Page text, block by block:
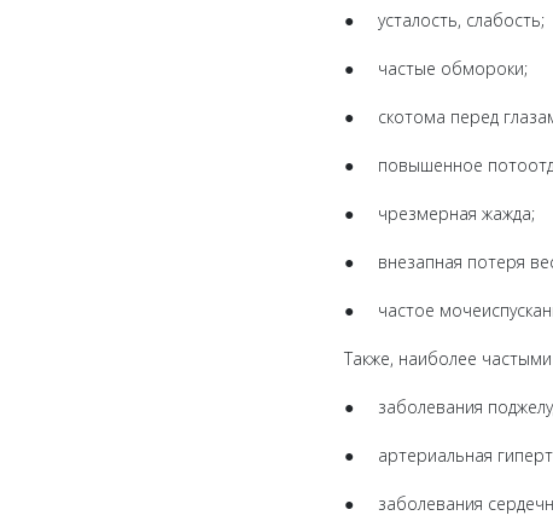
● усталость, слабость;
● частые обмороки;
● скотома перед
● повышенное
● чрезмерная жажда;
● внезапная потеря
● частое
Также, наиболее
● заболевания
● артериальная
● заболевания